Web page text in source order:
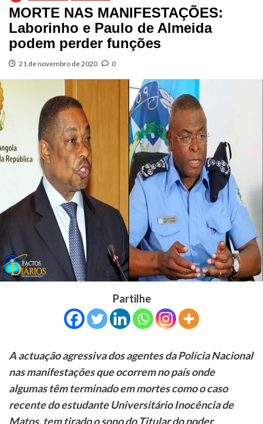
MORTE NAS MANIFESTAÇÕES:
Laborinho e Paulo de Almeida
podem perder funções
21 de novembro de 2020 0
Partilhe
A actuação agressiva dos agentes da Polícia Nacional
nas manifestações que ocorrem no país onde
algumas têm terminado em mortes como o caso
recente do estudante Universitário Inocência de
Matos, tem tirado o sono do Titular do poder